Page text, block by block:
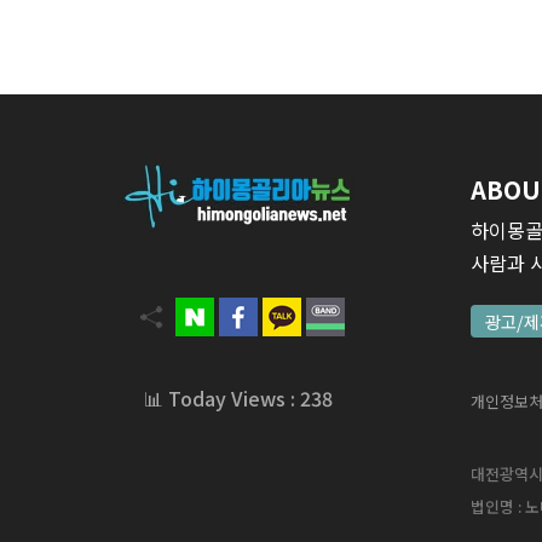
📊 Today Views : 238
하이몽
사람과
광고/
개인정보
대전광역
법인명 :